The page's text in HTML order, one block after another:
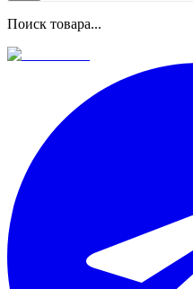
Поиск товара...